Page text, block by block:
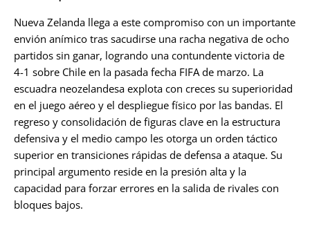
Nueva Zelanda llega a este compromiso con un importante
envión anímico tras sacudirse una racha negativa de ocho
partidos sin ganar, logrando una contundente victoria de
4-1 sobre Chile en la pasada fecha FIFA de marzo. La
escuadra neozelandesa explota con creces su superioridad
en el juego aéreo y el despliegue físico por las bandas. El
regreso y consolidación de figuras clave en la estructura
defensiva y el medio campo les otorga un orden táctico
superior en transiciones rápidas de defensa a ataque. Su
principal argumento reside en la presión alta y la
capacidad para forzar errores en la salida de rivales con
bloques bajos.